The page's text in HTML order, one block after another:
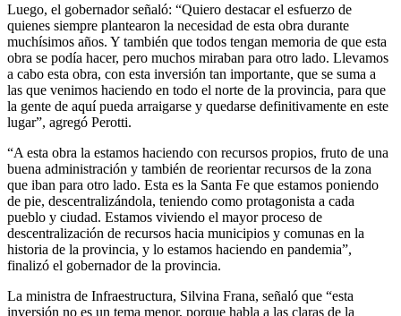
Luego, el gobernador señaló: “Quiero destacar el esfuerzo de
quienes siempre plantearon la necesidad de esta obra durante
muchísimos años. Y también que todos tengan memoria de que esta
obra se podía hacer, pero muchos miraban para otro lado. Llevamos
a cabo esta obra, con esta inversión tan importante, que se suma a
las que venimos haciendo en todo el norte de la provincia, para que
la gente de aquí pueda arraigarse y quedarse definitivamente en este
lugar”, agregó Perotti.
“A esta obra la estamos haciendo con recursos propios, fruto de una
buena administración y también de reorientar recursos de la zona
que iban para otro lado. Esta es la Santa Fe que estamos poniendo
de pie, descentralizándola, teniendo como protagonista a cada
pueblo y ciudad. Estamos viviendo el mayor proceso de
descentralización de recursos hacia municipios y comunas en la
historia de la provincia, y lo estamos haciendo en pandemia”,
finalizó el gobernador de la provincia.
La ministra de Infraestructura, Silvina Frana, señaló que “esta
inversión no es un tema menor, porque habla a las claras de la